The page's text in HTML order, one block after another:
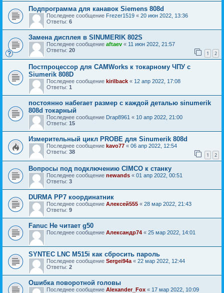
Подпрограмма для канавок Siemens 808d
Последнее сообщение Frezer1519 « 20 июн 2022, 13:36
Ответы: 6
Замена дисплея в SINUMERIK 802S
Последнее сообщение aftaev « 11 июн 2022, 21:57
Ответы: 20 1 2
Постпроцессор для CAMWorks к токарному ЧПУ с
Siumerik 808D
Последнее сообщение kirilback « 12 апр 2022, 17:08
Ответы: 1
постоянно набегает размер с каждой деталью sinumerik
808d токарный
Последнее сообщение Drap8961 « 10 апр 2022, 21:00
Ответы: 15
Измерительный цикл PROBE для Sinumerik 808d
Последнее сообщение kavo77 « 06 апр 2022, 12:54
Ответы: 38 1 2
Вопросы под подключению CIMCO к станку
Последнее сообщение newands « 01 апр 2022, 00:51
Ответы: 3
DURMA PP7 координатник
Последнее сообщение Алексей555 « 28 мар 2022, 21:43
Ответы: 9
Fanuc Не читает g50
Последнее сообщение Александр74 « 25 мар 2022, 14:01
SYNTEC LNC M515i как сбросить пароль
Последнее сообщение Sergei94а « 22 мар 2022, 12:44
Ответы: 2
Ошибка поворотной головы
Последнее сообщение Alexander_Fox « 17 мар 2022, 10:09